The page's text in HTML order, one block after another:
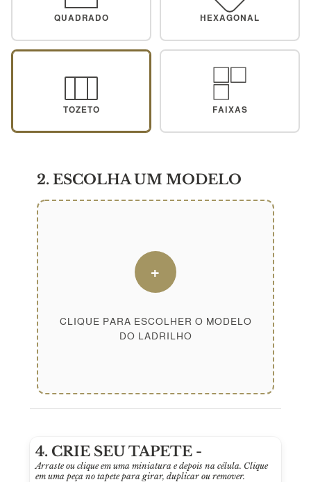
QUADRADO HEXAGONAL
TOZETO FAIXAS
2. ESCOLHA UM MODELO
+
CLIQUE PARA ESCOLHER O MODELO
DO LADRILHO
4. CRIE SEU TAPETE -
Arraste ou clique em uma miniatura e depois na célula. Clique
em uma peça no tapete para girar, duplicar ou remover.